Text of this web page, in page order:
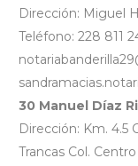
Dirección: Miguel
Teléfono: 228 811
30 Manuel Díaz
Dirección: Km. 4.5
Trancas Col.